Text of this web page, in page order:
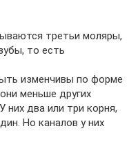
третьи моляры,
то есть
изменчивы по форме
меньше других
них два или три корня,
Но каналов у них